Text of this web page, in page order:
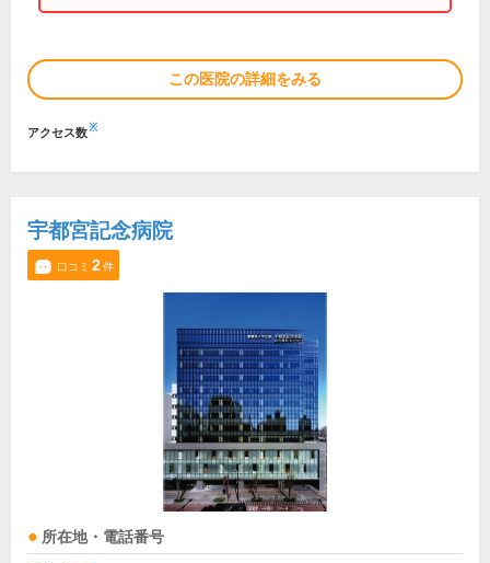
この医院の詳細をみる
アクセス数※
宇都宮記念病院
口コミ 2件
所在地・電話番号